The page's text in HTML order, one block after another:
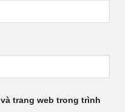
trang web trong trình